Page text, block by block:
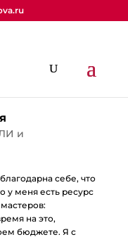
и
себе, что
у меня есть ресурс
на это,
бюджете. Я с